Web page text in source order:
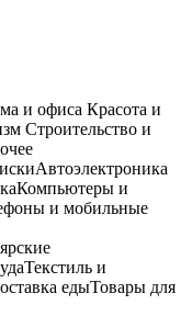
и офиса Красота и
Строительство и
Автоэлектроника
Компьютеры и
и мобильные
Текстиль и
едыТовары для